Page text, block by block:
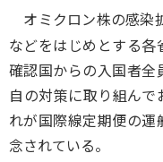
オミクロン株の感染
などをはじめとする
確認国からの入国者
自の対策に取り組ん
れが国際線定期便の
念されている。